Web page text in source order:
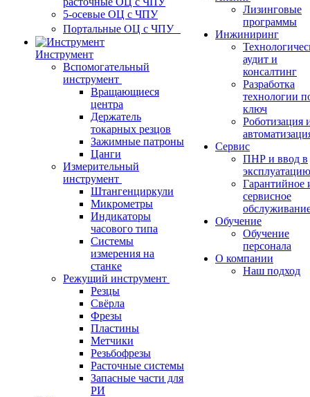
5-осевые ОЦ с ЧПУ
Портальные ОЦ с ЧПУ
Инструмент
Вспомогательный
инструмент
Вращающиеся
центра
Держатель
токарных резцов
Зажимные патроны
Цанги
Измерительный
инструмент
Штангенциркули
Микрометры
Индикаторы
часового типа
Системы
измерения на
станке
Режущий инструмент
Резцы
Свёрла
Фрезы
Пластины
Метчики
Резьбофрезы
Расточные системы
Запасные части для
РИ
Лизинговые
программы
Инжиниринг
аудит и
консалтинг
Разработка
технологии
ключ
Роботизация
Сервис
ПНР и ввод в
эксплуатацию
Гарантийное
сервисное
Обучение
Обучение
персонала
О компании
Наш подход